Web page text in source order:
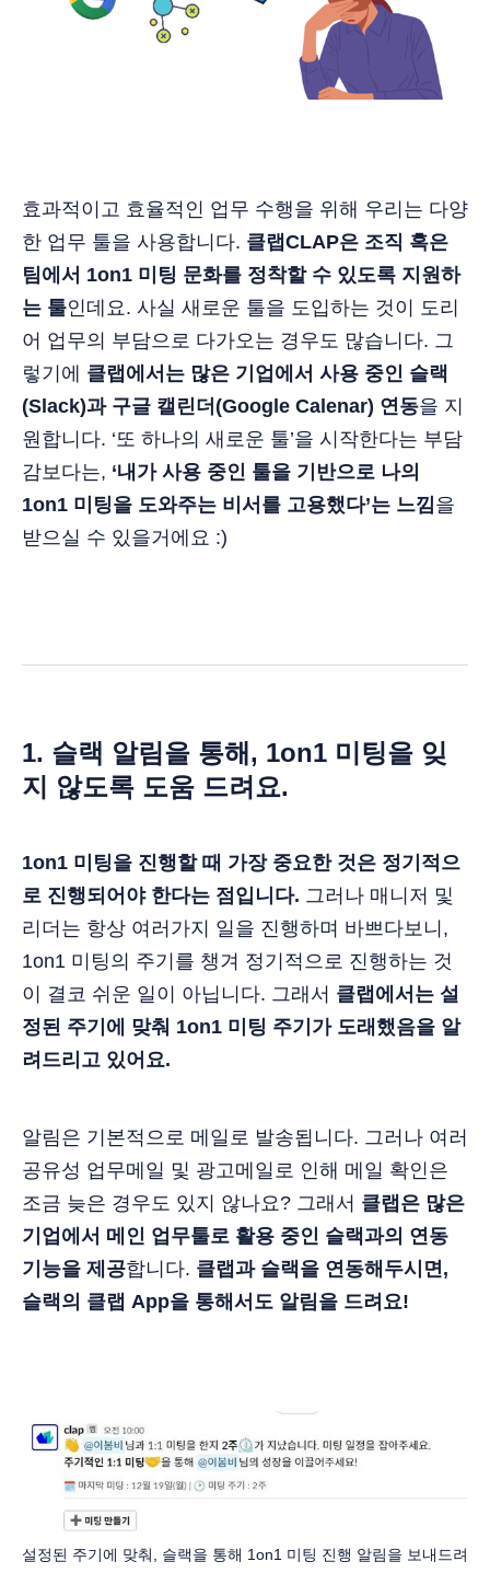
효과적이고 효율적인 업무 수행을 위해 우리는 다양
한 업무 툴을 사용합니다. 클랩CLAP은 조직 혹은
팀에서 1on1 미팅 문화를 정착할 수 있도록 지원하
는 툴인데요. 사실 새로운 툴을 도입하는 것이 도리
어 업무의 부담으로 다가오는 경우도 많습니다. 그
렇기에 클랩에서는 많은 기업에서 사용 중인 슬랙
(Slack)과 구글 캘린더(Google Calenar) 연동을 지
원합니다. ‘또 하나의 새로운 툴’을 시작한다는 부담
감보다는, ‘내가 사용 중인 툴을 기반으로 나의
1on1 미팅을 도와주는 비서를 고용했다’는 느낌을
받으실 수 있을거에요 :)
1. 슬랙 알림을 통해, 1on1 미팅을 잊
지 않도록 도움 드려요.
1on1 미팅을 진행할 때 가장 중요한 것은 정기적으
로 진행되어야 한다는 점입니다. 그러나 매니저 및
리더는 항상 여러가지 일을 진행하며 바쁘다보니,
1on1 미팅의 주기를 챙겨 정기적으로 진행하는 것
이 결코 쉬운 일이 아닙니다. 그래서 클랩에서는 설
정된 주기에 맞춰 1on1 미팅 주기가 도래했음을 알
려드리고 있어요.
알림은 기본적으로 메일로 발송됩니다. 그러나 여러
공유성 업무메일 및 광고메일로 인해 메일 확인은
조금 늦은 경우도 있지 않나요? 그래서 클랩은 많은
기업에서 메인 업무툴로 활용 중인 슬랙과의 연동
기능을 제공합니다. 클랩과 슬랙을 연동해두시면,
슬랙의 클랩 App을 통해서도 알림을 드려요!
설정된 주기에 맞춰, 슬랙을 통해 1on1 미팅 진행 알림을 보내드려